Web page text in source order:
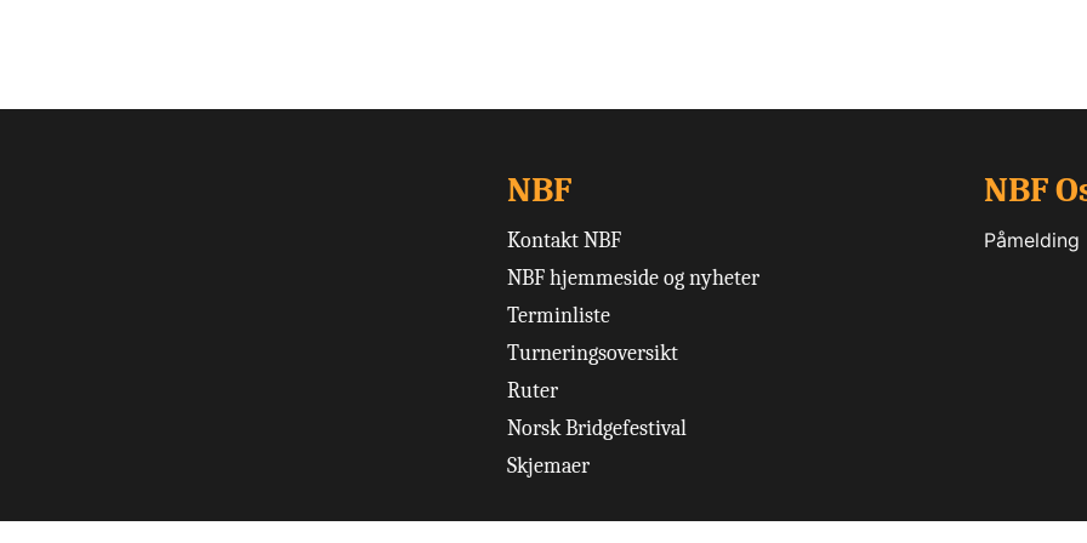
NBF
Kontakt NBF
NBF hjemmeside og nyheter
Terminliste
Turneringsoversikt
Ruter
Norsk Bridgefestival
Skjemaer
NBF
Påmelding